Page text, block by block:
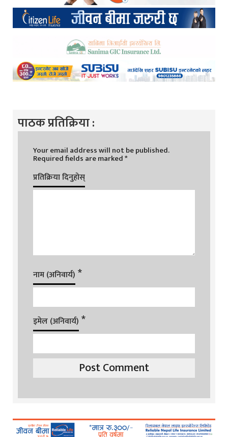
पाठक प्रतिक्रिया :
Your email address will not be published.
Required fields are marked*
प्रतिक्रिया दिनुहोस्
नाम (अनिवार्य) *
इमेल (अनिवार्य) *